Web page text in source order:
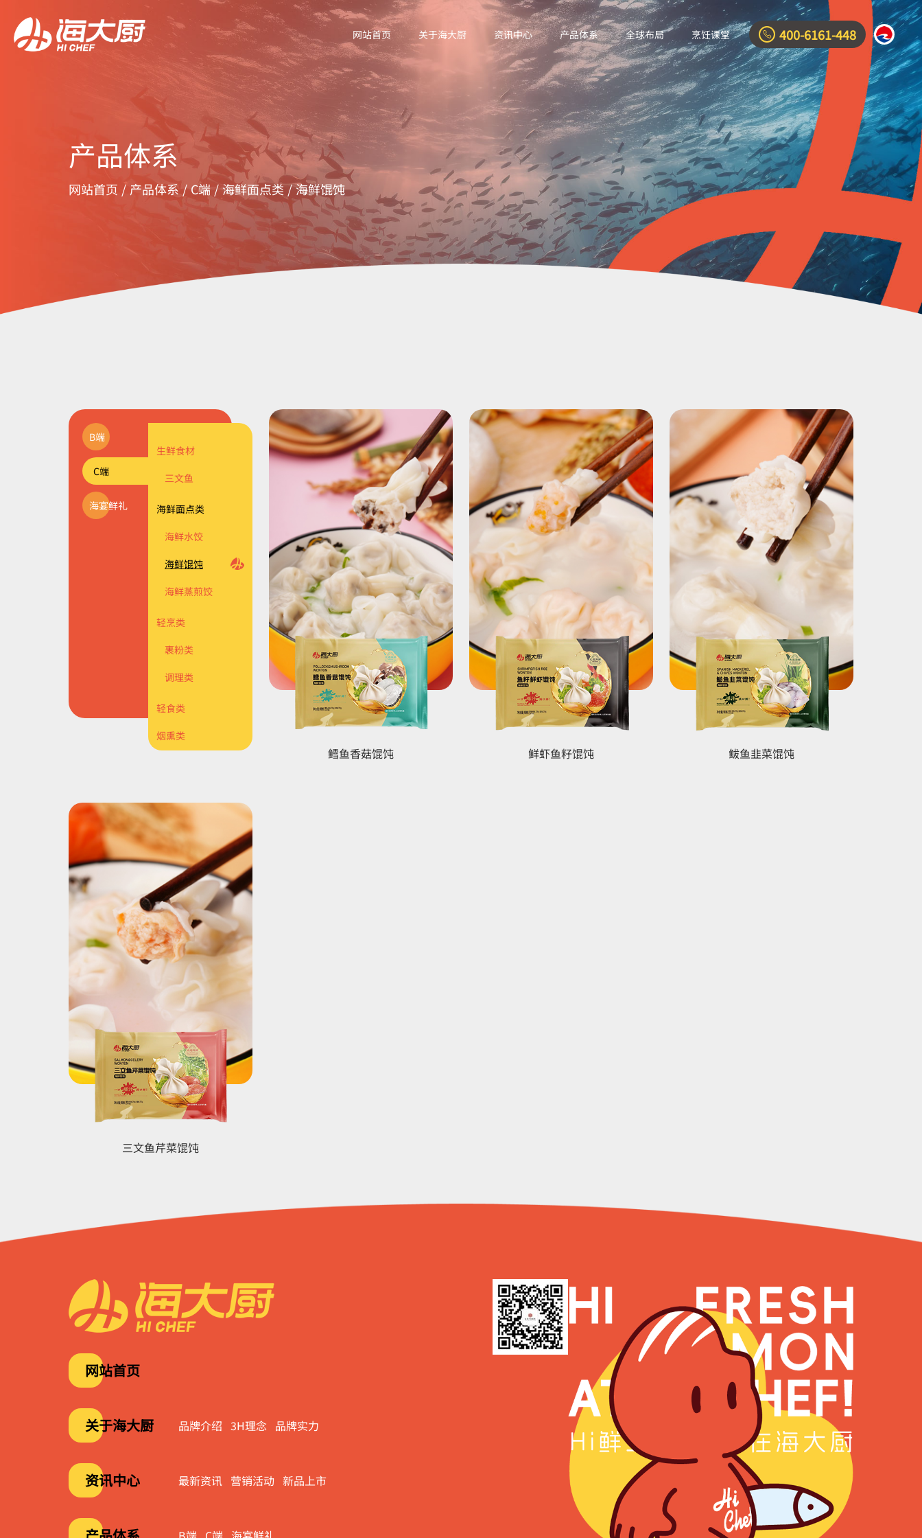
网站首页 关于海大厨 资讯中心 产品体系 全球布局 烹饪课堂 400-6161-448
产品体系
网站首页 / 产品体系 /C端/海鲜面点类/海鲜馄饨
B端
油炸裹粉类
海鲜调理类
海鲜面点类
海鲜馅料类
烟熏类
C端
生鲜食材
三文鱼
海鲜面点类
海鲜水饺
海鲜馄饨
海鲜蒸煎饺
轻烹类
裹粉类
调理类
轻食类
烟熏类
海宴鲜礼
经典套系
海珍品系列
主题系列
食材系列
鳕鱼香菇馄饨 鲜虾鱼籽馄饨 鲅鱼韭菜馄饨
三文鱼芹菜馄饨
网站首页
关于海大厨 品牌介绍 3H理念 品牌实力
资讯中心 最新资讯 营销活动 新品上市